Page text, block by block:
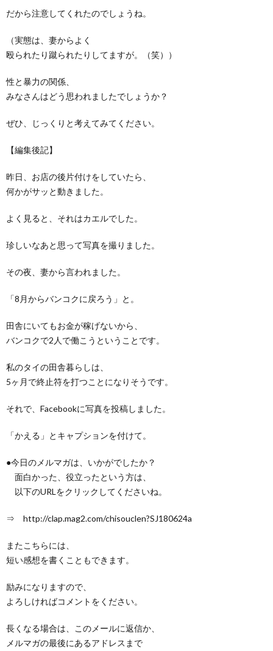
だから注意してくれたのでしょうね。
（実態は、妻からよく
殴られたり蹴られたりしてますが。（笑））
性と暴力の関係、
みなさんはどう思われましたでしょうか？
ぜひ、じっくりと考えてみてください。
【編集後記】
昨日、お店の後片付けをしていたら、
何かがサッと動きました。
よく見ると、それはカエルでした。
珍しいなあと思って写真を撮りました。
その夜、妻から言われました。
「8月からバンコクに戻ろう」と。
田舎にいてもお金が稼げないから、
バンコクで2人で働こうということです。
私のタイの田舎暮らしは、
5ヶ月で終止符を打つことになりそうです。
それで、Facebookに写真を投稿しました。
「かえる」とキャプションを付けて。
●今日のメルマガは、いかがでしたか？
面白かった、役立ったという方は、
以下のURLをクリックしてくださいね。
⇒ http://clap.mag2.com/chisouclen?SJ180624a
またこちらには、
短い感想を書くこともできます。
励みになりますので、
よろしければコメントをください。
長くなる場合は、このメールに返信か、
メルマガの最後にあるアドレスまで